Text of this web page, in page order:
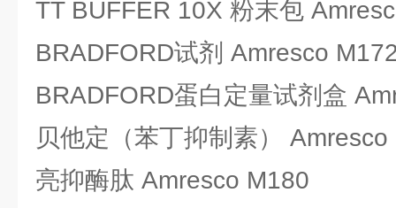
TT BUFFER 10X 粉末包
BRADFORD试剂 Amresco
BRADFORD蛋白定量试剂盒
贝他定（苯丁抑制素） Amresco
亮抑酶肽 Amresco M180